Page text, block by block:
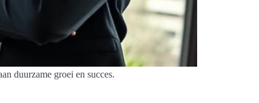
duurzame groei en succes.